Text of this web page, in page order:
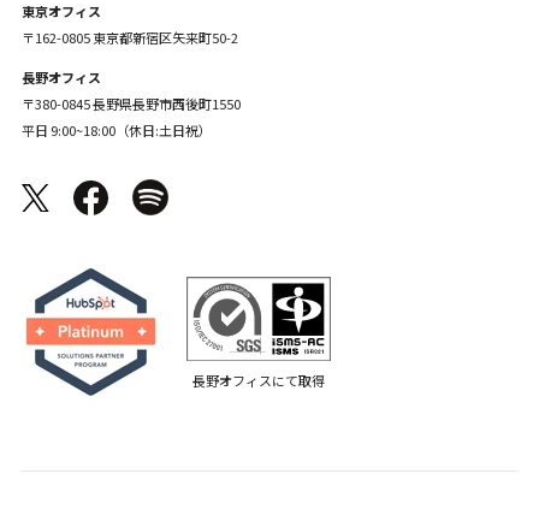
東京オフィス
〒162-0805 東京都新宿区矢来町50-2
長野オフィス
〒380-0845 長野県長野市西後町1550
平日 9:00~18:00（休日:土日祝）
長野オフィスにて取得